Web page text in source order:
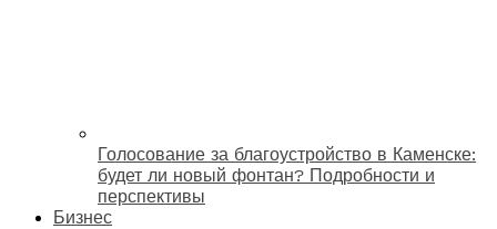
Голосование за благоустройство в Каменске:
будет ли новый фонтан? Подробности и
перспективы
Бизнес